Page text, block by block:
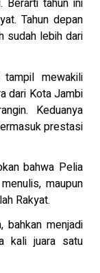
Berarti tahun ini
Tahun depan
sudah lebih dari
mewakili
dari Kota Jambi
Keduanya
prestasi
bahwa Pelia
maupun
Rakyat.
bahkan menjadi
kali juara satu